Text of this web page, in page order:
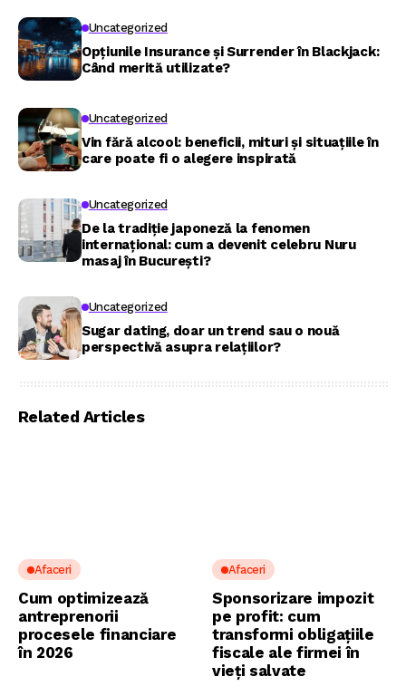
Uncategorized
Opțiunile Insurance și Surrender în Blackjack:
Când merită utilizate?
Uncategorized
Vin fără alcool: beneficii, mituri și situațiile în
care poate fi o alegere inspirată
Uncategorized
De la tradiție japoneză la fenomen
internațional: cum a devenit celebru Nuru
masaj în București?
Uncategorized
Sugar dating, doar un trend sau o nouă
perspectivă asupra relațiilor?
Related Articles
Afaceri
Cum optimizează
antreprenorii
procesele financiare
în 2026
Afaceri
Sponsorizare impozit
pe profit: cum
transformi obligațiile
fiscale ale firmei în
vieți salvate